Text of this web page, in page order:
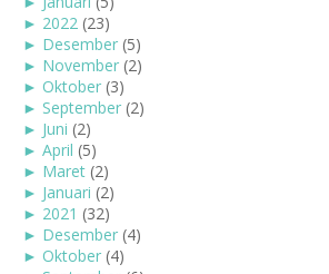
► 2022 (23)
► Desember (5)
► November (2)
► Oktober (3)
► September (2)
► Juni (2)
► April (5)
► Maret (2)
► Januari (2)
► 2021 (32)
► Desember (4)
► Oktober (4)